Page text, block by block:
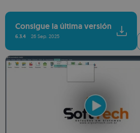
Consigue la última versión
6.3.4 26 Sep. 2025